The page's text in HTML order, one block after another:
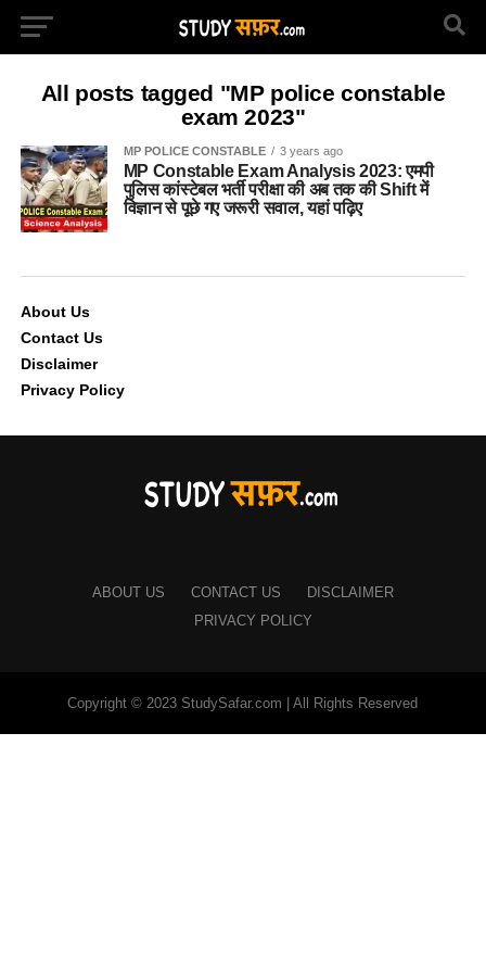
All posts tagged "MP police constable
exam 2023"
MP POLICE CONSTABLE 3 years ago
MP Constable Exam Analysis 2023: एमपी
पुलिस कांस्टेबल भर्ती परीक्षा की अब तक की Shift में
विज्ञान से पूछे गए जरूरी सवाल, यहां पढ़िए
About Us
Contact Us
Disclaimer
Privacy Policy
ABOUT US CONTACT US
DISCLAIMER
PRIVACY POLICY
Copyright © 2023 StudySafar.com | All Rights Reserved